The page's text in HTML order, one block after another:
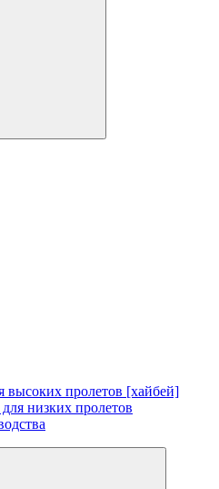
высоких пролетов [хайбей]
низких пролетов